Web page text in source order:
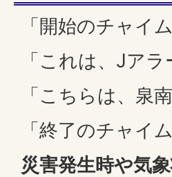
「開始のチャイム
「これは、Jア
「こちらは、泉
「終了のチャイム
災害発生時や気